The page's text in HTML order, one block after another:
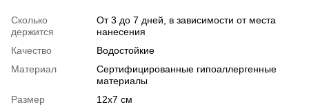
Сколько
держится
От 3 до 7 дней, в зависимости от места
нанесения
Качество
Водостойкие
Материал
Сертифицированные гипоаллергенные
материалы
Размер
12х7 см